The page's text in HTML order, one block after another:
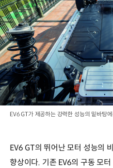
EV6 GT가 제공하는 강력한 성능의 밑바탕
EV6 GT의 뛰어난 모터 성능의
향상이다. 기존 EV6의 구동 모